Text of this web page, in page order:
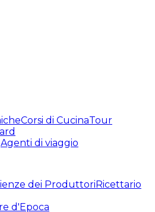
Corsi di CucinaTour
Agenti di viaggio
dei ProduttoriRicettario
d'Epoca